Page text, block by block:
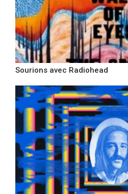
Sourions avec Radiohead